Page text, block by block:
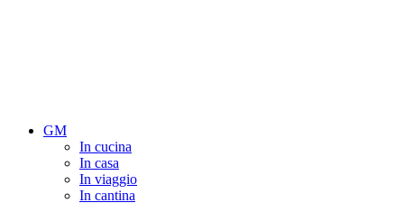
GM
In cucina
In casa
In viaggio
In cantina